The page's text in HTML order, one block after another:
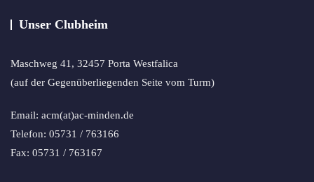
Unser Clubheim
Maschweg 41, 32457 Porta Westfalica
(auf der Gegenüberliegenden Seite vom Turm)
Email: acm(at)ac-minden.de
Telefon: 05731 / 763166
Fax: 05731 / 763167